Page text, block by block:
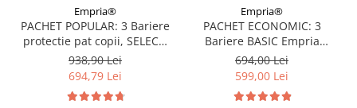
Empria®
PACHET POPULAR: 3 Bariere
protectie pat copii, SELECT,
160x200 cm
938,90 Lei
694,79 Lei
Empria®
PACHET ECONOMIC: 3
Bariere BASIC Empria
protectie pat 160X200 cm +
bara stabilizatoare
694,00 Lei
599,00 Lei